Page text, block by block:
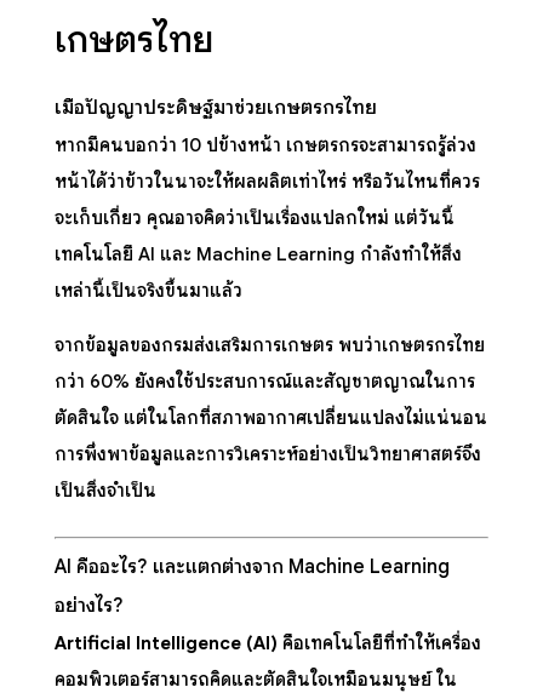
เกษตรไทย
เมื่อปัญญาประดิษฐ์มาช่วยเกษตรกรไทย
หากมีคนบอกว่า 10 ปีข้างหน้า เกษตรกรจะสามารถรู้ล่วง
หน้าได้ว่าข้าวในนาจะให้ผลผลิตเท่าไหร่ หรือวันไหนที่ควร
จะเก็บเกี่ยว คุณอาจคิดว่าเป็นเรื่องแปลกใหม่ แต่วันนี้
เทคโนโลยี AI และ Machine Learning กำลังทำให้สิ่ง
เหล่านี้เป็นจริงขึ้นมาแล้ว
จากข้อมูลของกรมส่งเสริมการเกษตร พบว่าเกษตรกรไทย
กว่า 60% ยังคงใช้ประสบการณ์และสัญชาตญาณในการ
ตัดสินใจ แต่ในโลกที่สภาพอากาศเปลี่ยนแปลงไม่แน่นอน
การพึ่งพาข้อมูลและการวิเคราะห์อย่างเป็นวิทยาศาสตร์จึง
เป็นสิ่งจำเป็น
AI คืออะไร? และแตกต่างจาก Machine Learning
อย่างไร?
Artificial Intelligence (AI) คือเทคโนโลยีที่ทำให้เครื่อง
คอมพิวเตอร์สามารถคิดและตัดสินใจเหมือนมนุษย์ ใน